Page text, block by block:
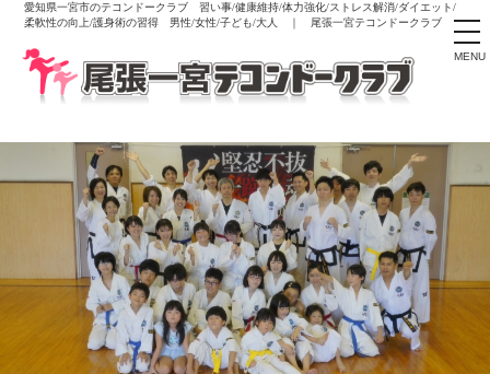
MENU
愛知県一宮市のテコンドークラブ 習い事/健康維持/体力強化/ストレス解消/ダイエット/
柔軟性の向上/護身術の習得 男性/女性/子ども/大人 ｜ 尾張一宮テコンドークラブ